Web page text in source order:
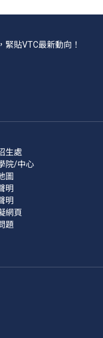
貼VTC最新動向！
生處
院/中心
圖
明
明
網頁
題